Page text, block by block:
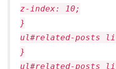
z-index: 10;
}
ul#related-posts
}
ul#related-posts